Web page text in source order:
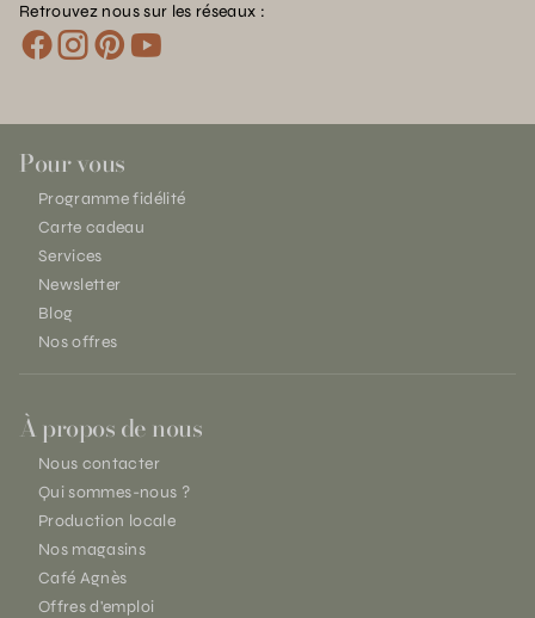
Retrouvez nous sur les réseaux :
Pour vous
Programme fidélité
Carte cadeau
Services
Newsletter
Blog
Nos offres
À propos de nous
Nous contacter
Qui sommes-nous ?
Production locale
Nos magasins
Café Agnès
Offres d'emploi